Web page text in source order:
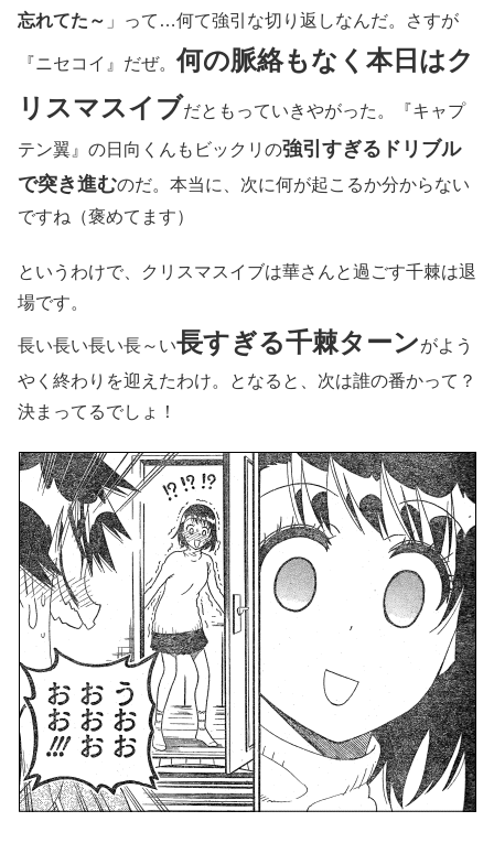
忘れてた～ 」って…何て強引な切り返しなんだ。さすが
『ニセコイ』だぜ。何の脈絡もなく本日はク
リスマスイブだともっていきやがった。『キャプ
テン翼』の日向くんもビックリの強引すぎるドリブル
で突き進むのだ。本当に、次に何が起こるか分からない
ですね（褒めてます）
というわけで、クリスマスイブは華さんと過ごす千棘は退
場です。
長い長い長い長～い長すぎる千棘ターンがよう
やく終わりを迎えたわけ。となると、次は誰の番かって？
決まってるでしょ！